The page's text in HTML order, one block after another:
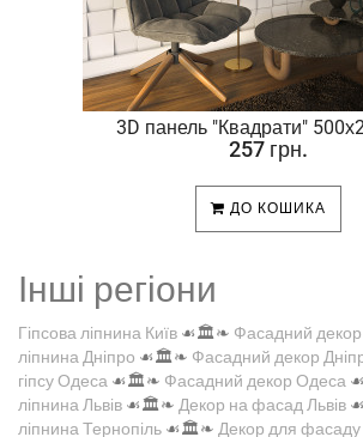
3D панель "Квадрати"
257 грн.
ДО КОШИКА
Інші регіони
Гіпсова ліпнина Київ ☙🏛️❧ Фасадний декор
ліпнина Дніпро ☙🏛️❧ Фасадний декор
гіпсу Одеса ☙🏛️❧ Фасадний декор Одеса
ліпнина Львів ☙🏛️❧ Декор на фасад Львів
ліпнина Тернопіль ☙🏛️❧ Декор для фасаду